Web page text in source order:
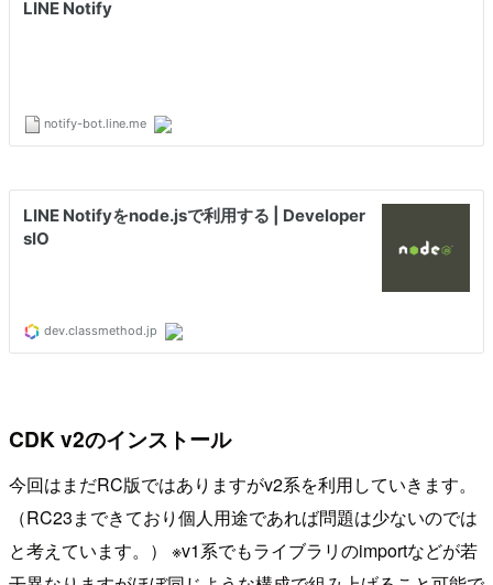
CDK v2のインストール
今回はまだRC版ではありますがv2系を利用していきます。
（RC23まできており個人用途であれば問題は少ないのでは
と考えています。） ※v1系でもライブラリのimportなどが若